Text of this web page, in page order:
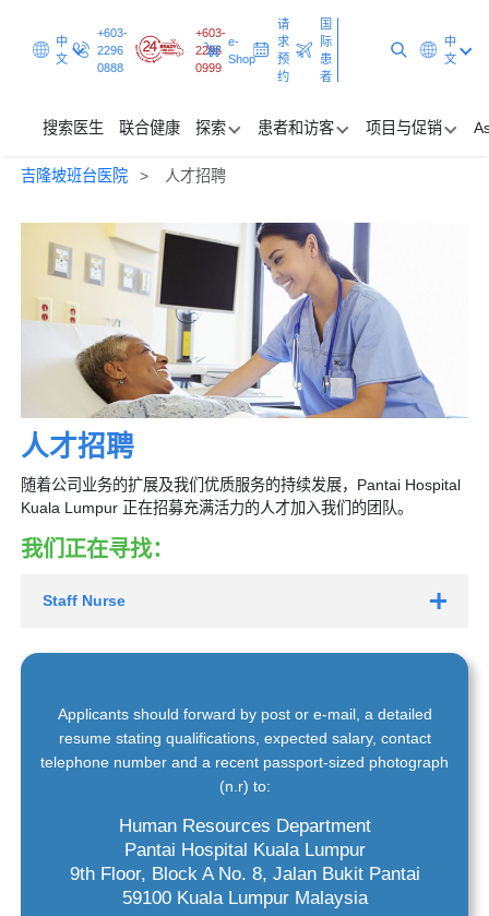
中
文
+603-
2296
0888
+603-
2296
0999
e-
Shop
请
求
预
约
国
际
患
者
中
文
搜索医生 联合健康 探索 患者和访客 项目与促销
联合健康
患者和访客
项目与促销
请求预约
吉隆坡班台医院 人才招聘
人才招聘
随着公司业务的扩展及我们优质服务的持续发展，Pantai Hospital
Kuala Lumpur 正在招募充满活力的人才加入我们的团队。
我们正在寻找：
Staff Nurse
Applicants should forward by post or e-mail, a detailed
resume stating qualifications, expected salary, contact
telephone number and a recent passport-sized photograph
(n.r) to:
Human Resources Department
Pantai Hospital Kuala Lumpur
9th Floor, Block A No. 8, Jalan Bukit Pantai
59100 Kuala Lumpur Malaysia